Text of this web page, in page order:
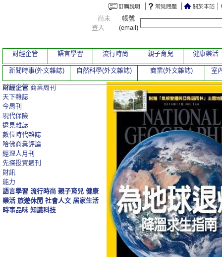
財經企管 商業周刊
天下雜誌
今周刊
現代保險
遠見雜誌
數位時代雜誌
哈佛商業評論
經理人月刊
先探投資週刊
財訊
能力
語言學習 流行時尚 親子育兒 健康
樂活 旅遊休閒 社會人文 居家生活
時事品味 知識科技
尚未
登入
帳號
(email)
財經企管 語言學習 流行時尚 親子育兒 健康樂活
新聞時事(外文雜誌) 自然科學(外文雜誌) 商業(外文雜誌) 室